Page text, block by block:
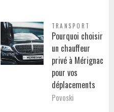
TRANSPORT
Pourquoi choisir
un chauffeur
privé à Mérignac
pour vos
déplacements
Povoski